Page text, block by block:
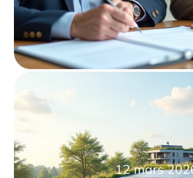
12 mars